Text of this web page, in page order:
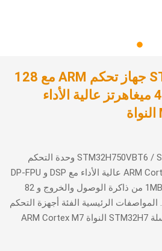
STM32H750VBT6 جهاز تحكم ARM مع 128
كيلوبايت فلاش 480 ميغاهرتز عالية الأداء
STM32H750VBT6 / STM32H750VBT6TR ARM وحدة التحكم
الدقيقة وحدة تحكم ARM Cortex-M7 عالية الأداء مع DSP و DP-FPU
، مع ذاكرة فلاش 128KB و 1MB من ذاكرة الوصول والخروج و 82
منفذًا في حزمة LQFP-100. المواصفات الرئيسية الفئة أجهزة التحكم
الدقيقة ARM - MCU السلسلة STM32H7 النواة ARM Cortex M7